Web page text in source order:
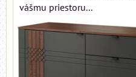
vášmu priestoru...